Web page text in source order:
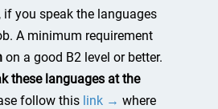
if you speak the languages
A minimum requirement
on a good B2 level or better.
these languages at the
follow this link → where